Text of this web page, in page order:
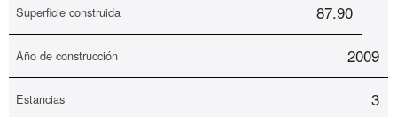
Superficie construida 87.90
Año de construcción 2009
Estancias 3